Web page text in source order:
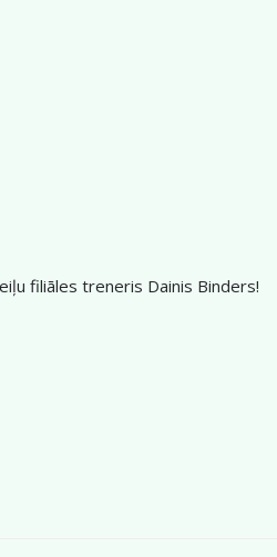
filiāles treneris Dainis Binders!